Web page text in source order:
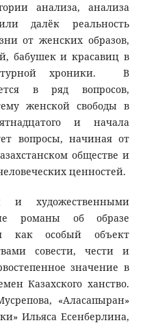
анализа, анализа
далёк реальность
от женских образов,
бабушек и красавиц в
хроники. В
в ряд вопросов,
женской свободы в
и начала
вопросы, начиная от
обществе и
ценностей.
и художественными
романы об образе
как особый объект
совести, чести и
значение в
Казахского ханство.
«Аласапыран»
Ильяса Есенберлина,